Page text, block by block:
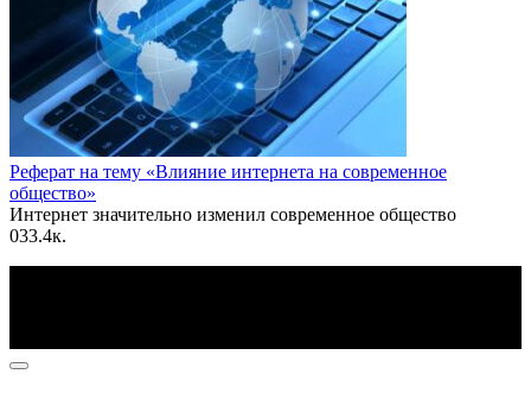
Реферат на тему «Влияние интернета на современное
общество»
Интернет значительно изменил современное общество
033.4к.